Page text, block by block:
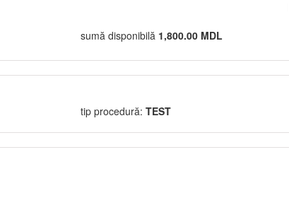
sumă disponibilă 1,800.00 MDL
tip procedură: TEST